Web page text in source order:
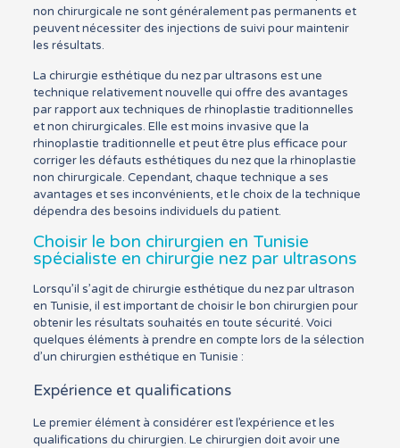
non chirurgicale ne sont généralement pas permanents et
peuvent nécessiter des injections de suivi pour maintenir
les résultats.
La chirurgie esthétique du nez par ultrasons est une
technique relativement nouvelle qui offre des avantages
par rapport aux techniques de rhinoplastie traditionnelles
et non chirurgicales. Elle est moins invasive que la
rhinoplastie traditionnelle et peut être plus efficace pour
corriger les défauts esthétiques du nez que la rhinoplastie
non chirurgicale. Cependant, chaque technique a ses
avantages et ses inconvénients, et le choix de la technique
dépendra des besoins individuels du patient.
Choisir le bon chirurgien en Tunisie
spécialiste en chirurgie nez par ultrasons
Lorsqu’il s’agit de chirurgie esthétique du nez par ultrason
en Tunisie, il est important de choisir le bon chirurgien pour
obtenir les résultats souhaités en toute sécurité. Voici
quelques éléments à prendre en compte lors de la sélection
d’un chirurgien esthétique en Tunisie :
Expérience et qualifications
Le premier élément à considérer est l’expérience et les
qualifications du chirurgien. Le chirurgien doit avoir une